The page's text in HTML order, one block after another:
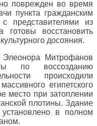
поврежден во время
пункта гражданским
представителями из
готовы восстановить
досояния.
Элеонора Митрофанов
по воссозданию
происходили
египетского
место при затоплении
плотины. Здание
в полном